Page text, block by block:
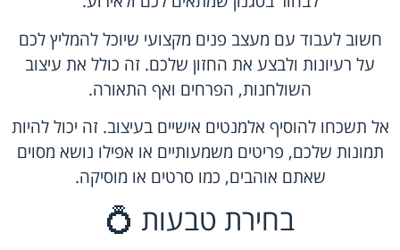
חשוב לעבוד עם מעצב פנים מקצועי שיוכל להמליץ לכם
על רעיונות ולבצע את החזון שלכם. זה כולל את עיצוב
השולחנות, הפרחים ואף התאורה.
אל תשכחו להוסיף אלמנטים אישיים בעיצוב. זה יכול להיות
תמונות שלכם, פריטים משמעותיים או אפילו נושא מסוים
שאתם אוהבים, כמו סרטים או מוסיקה.
בחירת טבעות 💍